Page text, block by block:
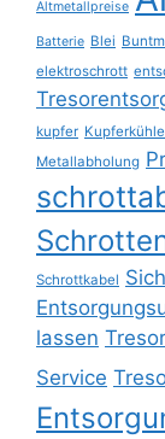
Altmetallpreise
Batterie Blei
elektroschrott
kupfer
Metallabholung
Schrottkabel
lassen
Service